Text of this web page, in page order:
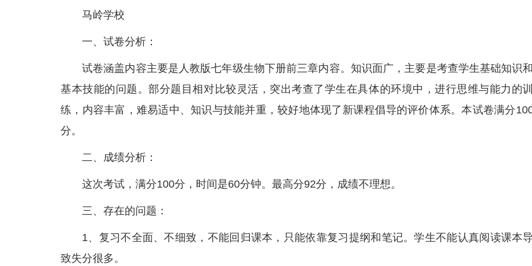
马岭学校
一、试卷分析：
试卷涵盖内容主要是人教版七年级生物下册前三章内容。知识面广，主要是考查学生基础知识和
基本技能的问题。部分题目相对比较灵活，突出考查了学生在具体的环境中，进行思维与能力的训
练，内容丰富，难易适中、知识与技能并重，较好地体现了新课程倡导的评价体系。本试卷满分
分。
二、成绩分析：
这次考试，满分100分，时间是60分钟。最高分92分，成绩不理想。
三、存在的问题：
1、复习不全面、不细致，不能回归课本，只能依靠复习提纲和笔记。学生不能认真阅读课本导
致失分很多。